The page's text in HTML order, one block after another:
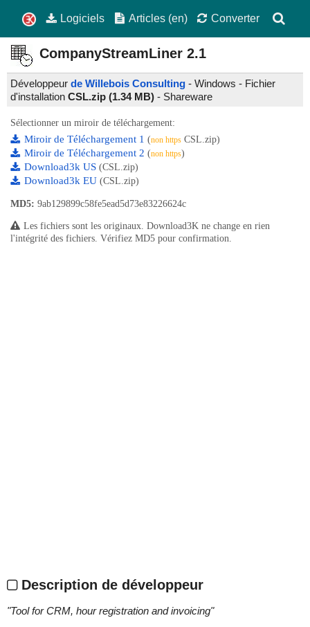
Logiciels Articles (en) Converter
CompanyStreamLiner 2.1
Développeur de Willebois Consulting - Windows - Fichier
d'installation CSL.zip (1.34 MB) - Shareware
Sélectionner un miroir de téléchargement:
Miroir de Téléchargement 1 (non https CSL.zip)
Miroir de Téléchargement 2 (non https)
Download3k US (CSL.zip)
Download3k EU (CSL.zip)
MD5: 9ab129899c58fe5ead5d73e83226624c
Les fichiers sont les originaux. Download3K ne change en rien
l'intégrité des fichiers. Vérifiez MD5 pour confirmation.
Description de développeur
"Tool for CRM, hour registration and invoicing"